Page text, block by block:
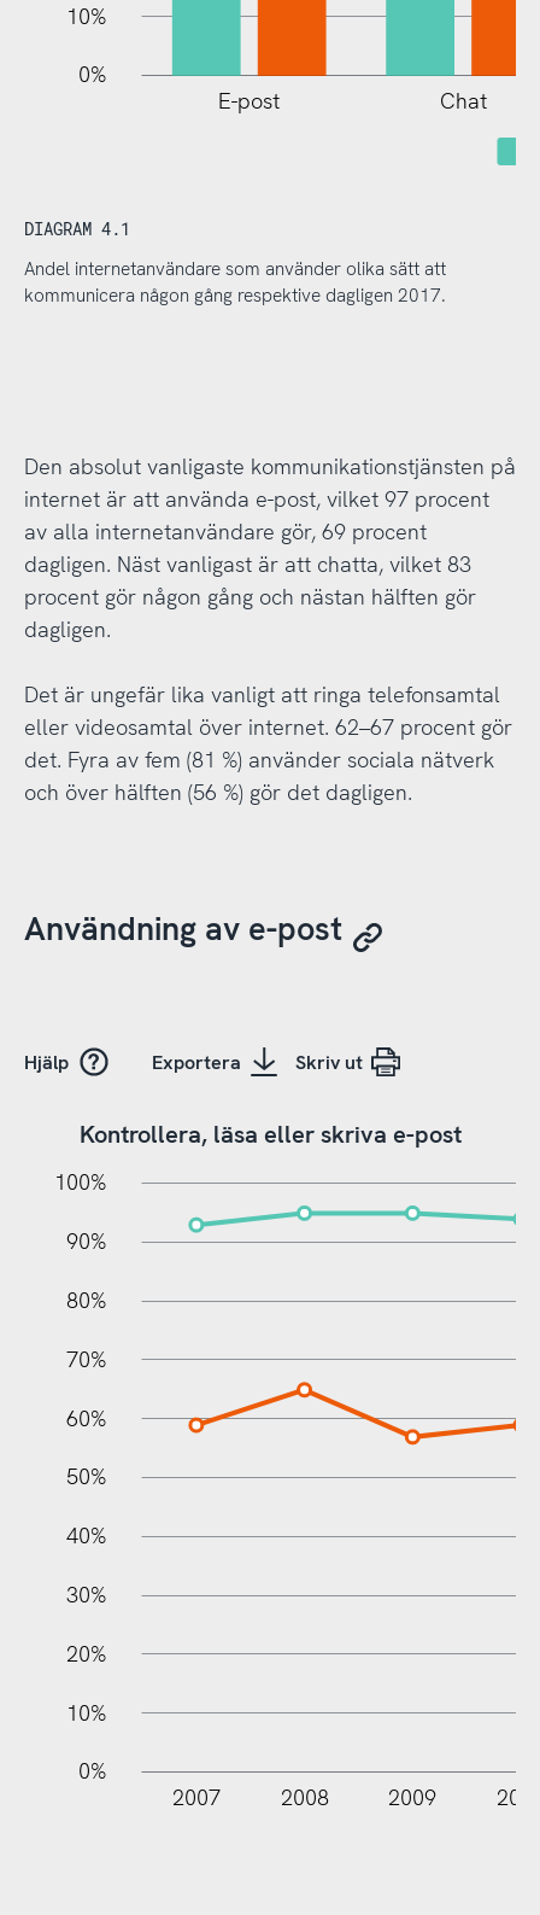
10%
0%
E-post Chat
DIAGRAM 4.1
Andel internetanvändare som använder olika sätt att
kommunicera någon gång respektive dagligen 2017.
Den absolut vanligaste kommunikationstjänsten på
internet är att använda e-post, vilket 97 procent
av alla internetanvändare gör, 69 procent
dagligen. Näst vanligast är att chatta, vilket 83
procent gör någon gång och nästan hälften gör
dagligen.
Det är ungefär lika vanligt att ringa telefonsamtal
eller videosamtal över internet. 62–67 procent gör
det. Fyra av fem (81 %) använder sociala nätverk
och över hälften (56 %) gör det dagligen.
Användning av e-post
Hjälp Exportera Skriv ut
Kontrollera, läsa eller skriva e-post
100%
100%
90%
80%
70%
60%
50%
40%
30%
20%
10%
0%
2007 2008 2009